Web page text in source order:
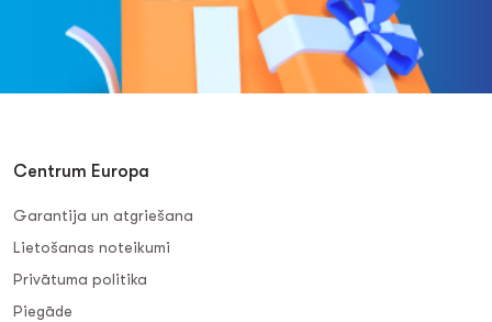
Centrum Europa
Garantija un atgriešana
Lietošanas noteikumi
Privātuma politika
Piegāde